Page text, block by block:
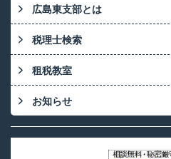
広島東支部とは
税理士検索
租税教室
お知らせ